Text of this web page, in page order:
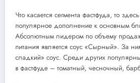
Что касается сегмента фастфуда, то
популярное дополнение к основным
Абсолютным лидером по объему
питания является соус «Сырный». За
сладкий» соус. Среди других
в фастфуде – томатный, чесночный,